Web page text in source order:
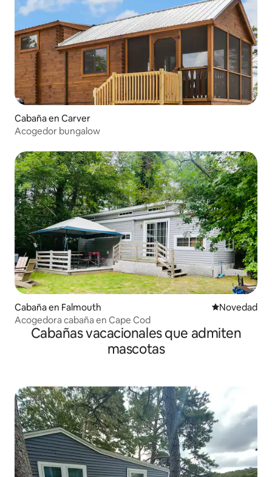
Cabaña en Carver
Acogedor bungalow
Cabaña en Falmouth Lugar para
Novedad
Acogedora cabaña en Cape Cod
Cabañas vacacionales que admiten
mascotas